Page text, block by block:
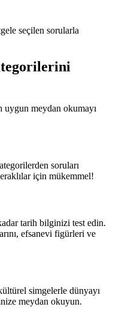
seçilen sorularla
uygun meydan okumayı
soruları
için mükemmel!
tarih bilginizi test edin.
efsanevi figürleri ve
simgelerle dünyayı
meydan okuyun.